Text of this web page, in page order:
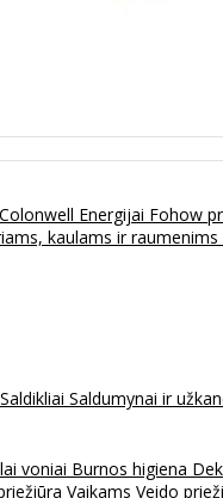
Colonwell Energijai Fohow
kaulams ir raumenims
Saldikliai Saldumynai ir
voniai Burnos higiena
Vaikams Veido